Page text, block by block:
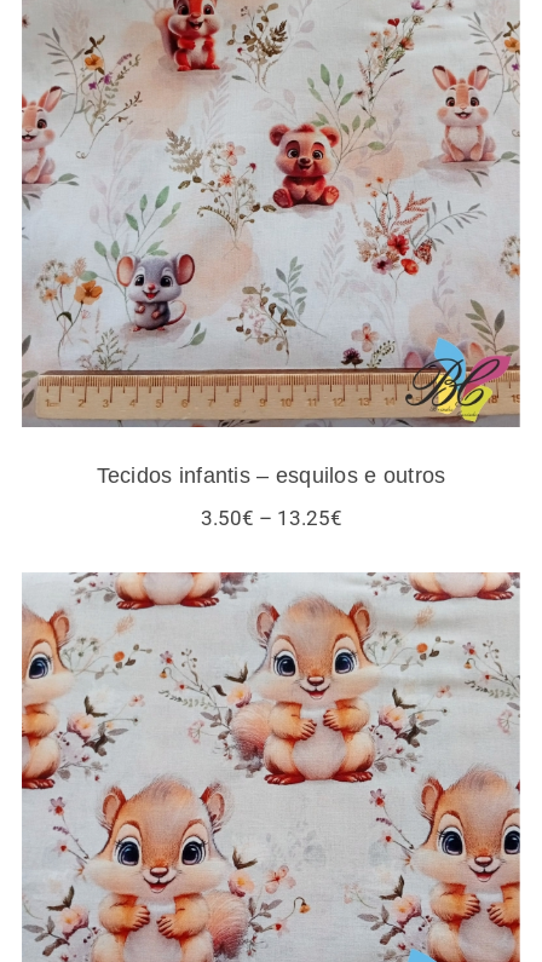
Tecidos infantis – esquilos e outros
Tecidos infantis – esquilos e outros
3.50€ – 13.25€Price
through
13.25€
Tecidos esquilos